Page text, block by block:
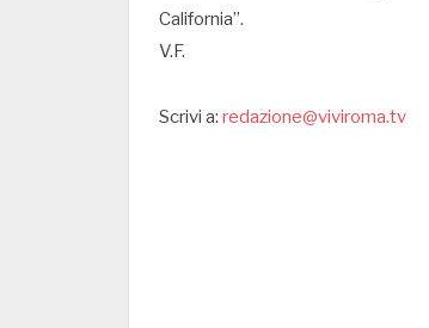
California”.
V.F.
Scrivi a: redazione@viviroma.tv